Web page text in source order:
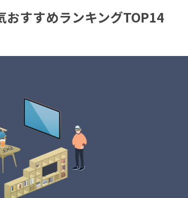
おすすめランキングTOP14